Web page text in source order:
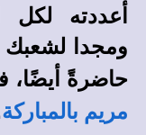
أعددته لكل
ومجدا لشعبك
حاضرةً
مريم بالمباركة